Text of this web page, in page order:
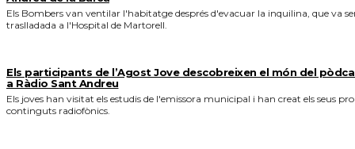
Els Bombers van ventilar l'habitatge després d'evacuar la inquilina, que va
traslladada a l'Hospital de Martorell.
Els participants de l’Agost Jove descobreixen el món del
a Ràdio Sant Andreu
Els joves han visitat els estudis de l'emissora municipal i han creat els seus
continguts radiofònics.